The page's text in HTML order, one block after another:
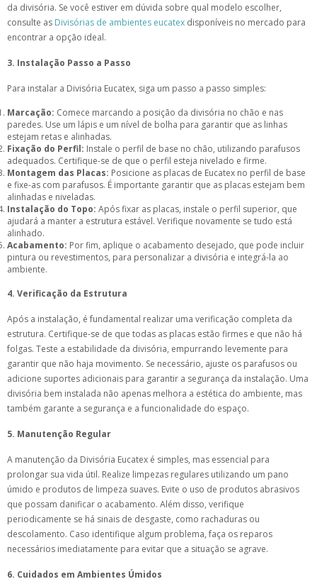
da divisória. Se você estiver em dúvida sobre qual modelo escolher,
consulte as Divisórias de ambientes eucatex disponíveis no mercado para
encontrar a opção ideal.
3. Instalação Passo a Passo
Para instalar a Divisória Eucatex, siga um passo a passo simples:
Marcação: Comece marcando a posição da divisória no chão e nas
paredes. Use um lápis e um nível de bolha para garantir que as linhas
estejam retas e alinhadas.
Fixação do Perfil: Instale o perfil de base no chão, utilizando parafusos
adequados. Certifique-se de que o perfil esteja nivelado e firme.
Montagem das Placas: Posicione as placas de Eucatex no perfil de base
e fixe-as com parafusos. É importante garantir que as placas estejam bem
alinhadas e niveladas.
Instalação do Topo: Após fixar as placas, instale o perfil superior, que
ajudará a manter a estrutura estável. Verifique novamente se tudo está
alinhado.
Acabamento: Por fim, aplique o acabamento desejado, que pode incluir
pintura ou revestimentos, para personalizar a divisória e integrá-la ao
ambiente.
4. Verificação da Estrutura
Após a instalação, é fundamental realizar uma verificação completa da
estrutura. Certifique-se de que todas as placas estão firmes e que não há
folgas. Teste a estabilidade da divisória, empurrando levemente para
garantir que não haja movimento. Se necessário, ajuste os parafusos ou
adicione suportes adicionais para garantir a segurança da instalação. Uma
divisória bem instalada não apenas melhora a estética do ambiente, mas
também garante a segurança e a funcionalidade do espaço.
5. Manutenção Regular
A manutenção da Divisória Eucatex é simples, mas essencial para
prolongar sua vida útil. Realize limpezas regulares utilizando um pano
úmido e produtos de limpeza suaves. Evite o uso de produtos abrasivos
que possam danificar o acabamento. Além disso, verifique
periodicamente se há sinais de desgaste, como rachaduras ou
descolamento. Caso identifique algum problema, faça os reparos
necessários imediatamente para evitar que a situação se agrave.
6. Cuidados em Ambientes Úmidos